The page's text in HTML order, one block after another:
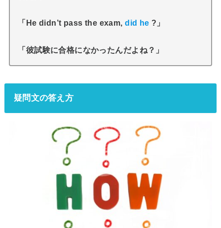
「He didn’t pass the exam,did he ?」
「彼試験に合格になかったんだよね？」
疑問文の答え方